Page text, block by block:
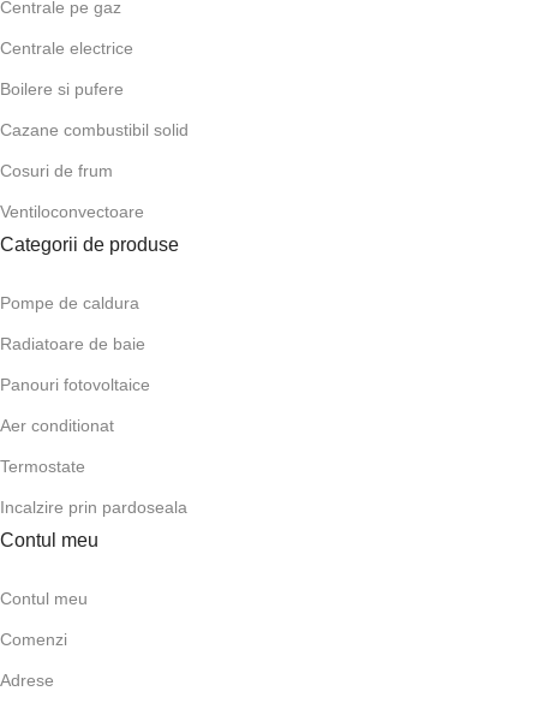
Centrale pe gaz
Centrale electrice
Boilere si pufere
Cazane combustibil solid
Cosuri de frum
Ventiloconvectoare
Categorii de produse
Pompe de caldura
Radiatoare de baie
Panouri fotovoltaice
Aer conditionat
Termostate
Incalzire prin pardoseala
Contul meu
Contul meu
Comenzi
Adrese